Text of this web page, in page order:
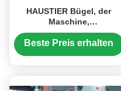
HAUSTIER Bügel, der
Maschine,
Plastikumreifungsmaschine
für das Verpacken herstellt
Beste Preis erhalten